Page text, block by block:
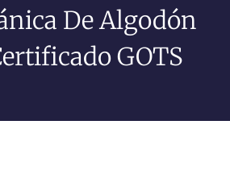
De Algodón
GOTS